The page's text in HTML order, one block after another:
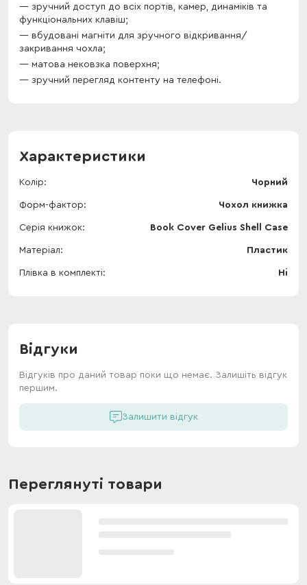
зручний доступ до всіх портів, камер, динаміків та
функціональних клавіш;
вбудовані магніти для зручного відкривання/
закривання чохла;
матова нековзка поверхня;
зручний перегляд контенту на телефоні.
Характеристики
Колір Чорний
Форм-фактор Чохол книжка
Серія книжок Book Cover Gelius Shell Case
Матеріал Пластик
Плівка в комплекті Ні
Відгуки
Відгуків про даний товар поки що немає. Залишіть відгук
першим.
Залишити відгук
Переглянуті товари